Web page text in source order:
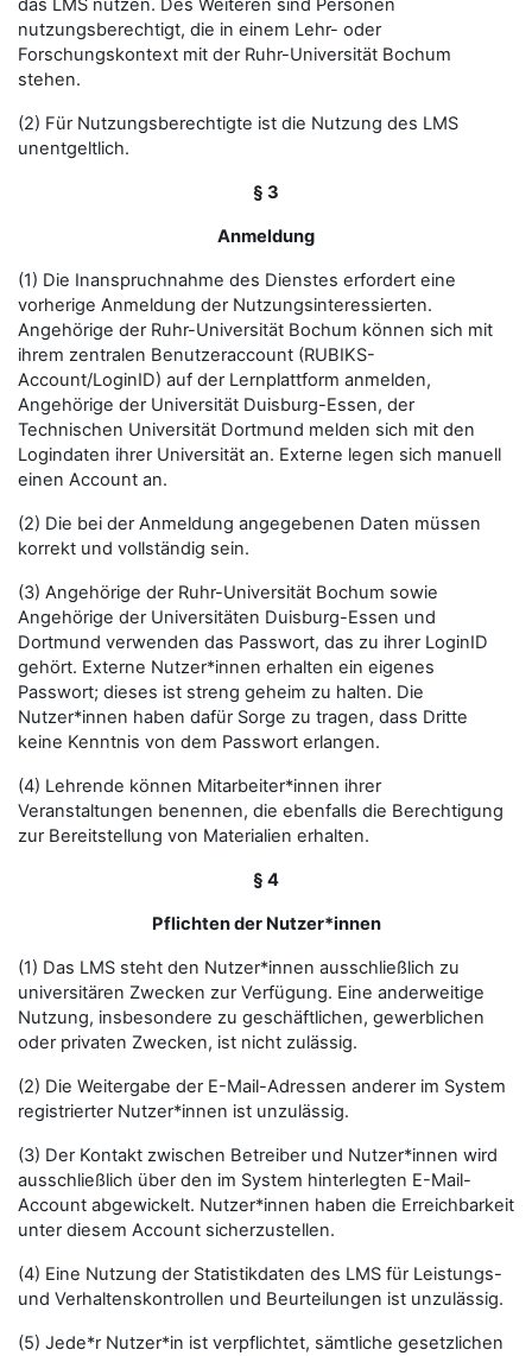
das LMS nutzen. Des Weiteren sind Personen
nutzungsberechtigt, die in einem Lehr- oder
Forschungskontext mit der Ruhr-Universität Bochum
stehen.
(2) Für Nutzungsberechtigte ist die Nutzung des LMS
unentgeltlich.
§ 3
Anmeldung
(1) Die Inanspruchnahme des Dienstes erfordert eine
vorherige Anmeldung der Nutzungsinteressierten.
Angehörige der Ruhr-Universität Bochum können sich mit
ihrem zentralen Benutzeraccount (RUBIKS-
Account/LoginID) auf der Lernplattform anmelden,
Angehörige der Universität Duisburg-Essen, der
Technischen Universität Dortmund melden sich mit den
Logindaten ihrer Universität an. Externe legen sich manuell
einen Account an.
(2) Die bei der Anmeldung angegebenen Daten müssen
korrekt und vollständig sein.
(3) Angehörige der Ruhr-Universität Bochum sowie
Angehörige der Universitäten Duisburg-Essen und
Dortmund verwenden das Passwort, das zu ihrer LoginID
gehört. Externe Nutzer*innen erhalten ein eigenes
Passwort; dieses ist streng geheim zu halten. Die
Nutzer*innen haben dafür Sorge zu tragen, dass Dritte
keine Kenntnis von dem Passwort erlangen.
(4) Lehrende können Mitarbeiter*innen ihrer
Veranstaltungen benennen, die ebenfalls die Berechtigung
zur Bereitstellung von Materialien erhalten.
§ 4
Pflichten der Nutzer*innen
(1) Das LMS steht den Nutzer*innen ausschließlich zu
universitären Zwecken zur Verfügung. Eine anderweitige
Nutzung, insbesondere zu geschäftlichen, gewerblichen
oder privaten Zwecken, ist nicht zulässig.
(2) Die Weitergabe der E-Mail-Adressen anderer im System
registrierter Nutzer*innen ist unzulässig.
(3) Der Kontakt zwischen Betreiber und Nutzer*innen wird
ausschließlich über den im System hinterlegten E-Mail-
Account abgewickelt. Nutzer*innen haben die Erreichbarkeit
unter diesem Account sicherzustellen.
(4) Eine Nutzung der Statistikdaten des LMS für Leistungs-
und Verhaltenskontrollen und Beurteilungen ist unzulässig.
(5) Jede*r Nutzer*in ist verpflichtet, sämtliche gesetzlichen